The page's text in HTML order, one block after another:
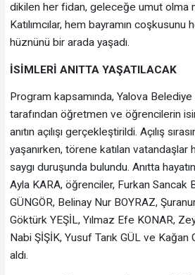
dikilen her fidan, geleceğe umut olma
Katılımcılar, hem bayramın coşkusunu
hüznünü bir arada yaşadı.
İSİMLERİ ANITTA YAŞATILACAK
Program kapsamında, Yalova
tarafından öğretmen ve öğrencilerin
anıtın açılışı gerçekleştirildi. Açılış
yaşanırken, törene katılan vatandaşlar
saygı duruşunda bulundu. Anıtta
Ayla KARA, öğrenciler, Furkan Sancak
GÜNGÖR, Belinay Nur BOYRAZ,
Göktürk YEŞİL, Yılmaz Efe KONAR,
Nabi ŞİŞİK, Yusuf Tarık GÜL ve Kağan
aldı.